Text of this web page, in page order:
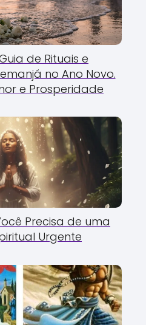
de Rituais e
no Ano Novo.
e Prosperidade
Precisa de uma
Urgente